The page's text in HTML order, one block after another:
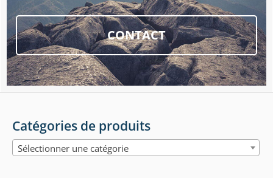
CONTACT
Catégories de produits
Sélectionner une catégorie